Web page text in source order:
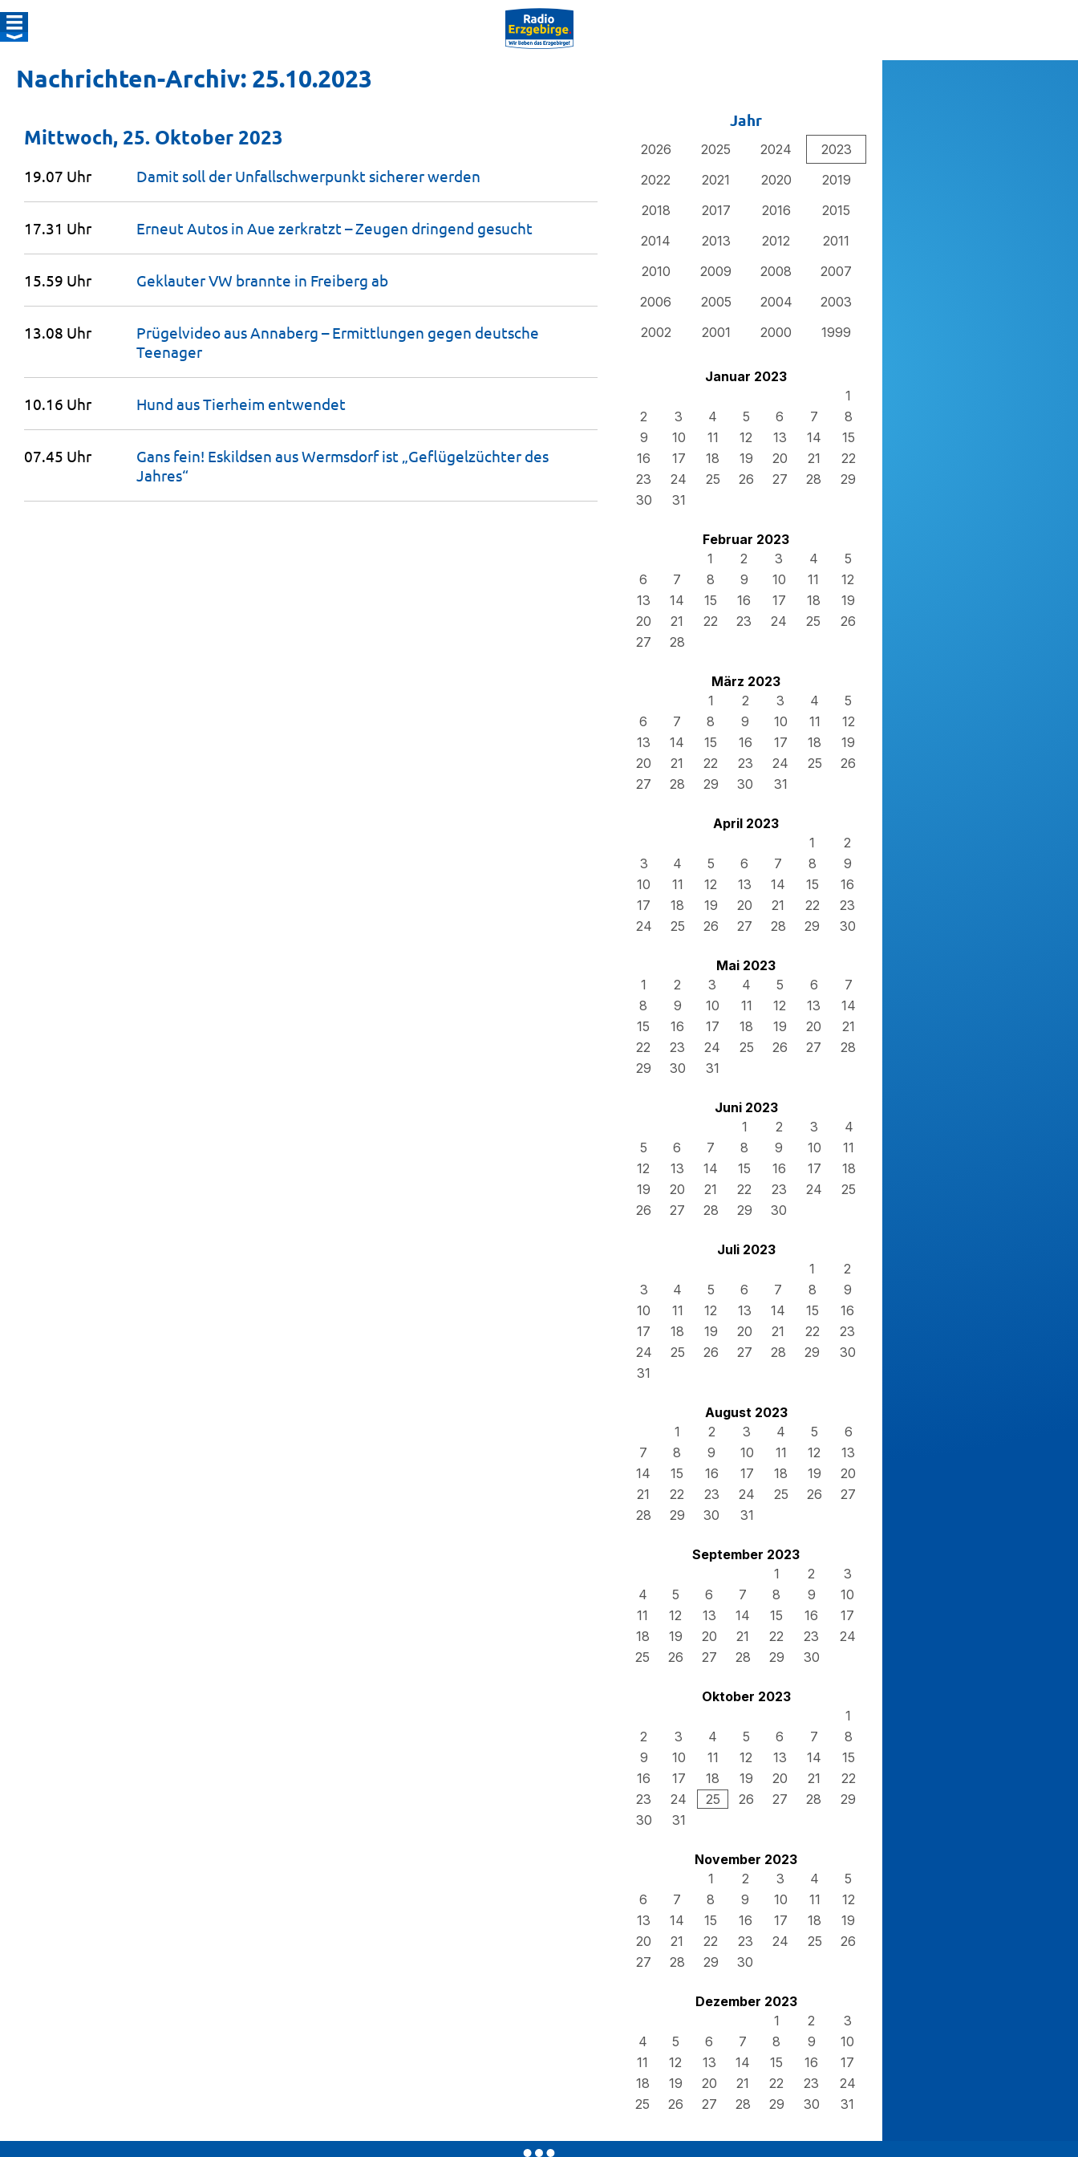
Nachrichten-Archiv: 25.10.2023
Jahr
2026 2025 2024
2023
2022
2021 2020
2019
2018
2017 2016
2015
2014
2013 2012
2011
2010
2009 2008
2007
2006
2005 2004
2003
2002
2001 2000 1999
Januar 2023
1
2
3 4 5 6 7
8
9
10 11 12 13 14
15
16
17 18 19 20 21
22
23
24 25 26 27 28
29
30
31
Februar 2023
1
2 3 4
5
6
7 8 9 10 11
12
13
14 15 16 17 18
19
20
21 22 23 24 25
26
27
28
März 2023
1
2 3 4
5
6
7 8 9 10 11
12
13
14 15 16 17 18
19
20
21 22 23 24 25
26
27
28 29 30 31
April 2023
1
2
3
4 5 6 7 8
9
10
11 12 13 14 15
16
17
18 19 20 21 22
23
24
25 26 27 28 29 30
Mai 2023
1
2 3 4 5 6
7
8
9 10 11 12 13
14
15
16 17 18 19 20
21
22
23 24 25 26 27
28
29
30 31
Juni 2023
1
2 3
4
5
6 7 8 9 10
11
12
13 14 15 16 17
18
19
20 21 22 23 24
25
26
27 28 29 30
Juli 2023
1
2
3
4 5 6 7 8
9
10
11 12 13 14 15
16
17
18 19 20 21 22
23
24
25 26 27 28 29
30
31
August 2023
1
2 3 4 5
6
7
8 9 10 11 12
13
14
15 16 17 18 19
20
21
22 23 24 25 26
27
28
29 30 31
September 2023
1
2
3
4
5 6 7 8 9
10
11
12 13 14 15 16
17
18
19 20 21 22 23
24
25
26 27 28 29 30
Oktober 2023
1
2
3 4 5 6 7
8
9
10 11 12 13 14
15
16
17 18 19 20 21
22
23
24 25 26 27 28
29
30
31
November 2023
1
2 3 4
5
6
7 8 9 10 11
12
13
14 15 16 17 18
19
20
21 22 23 24 25
26
27
28 29 30
Dezember 2023
1
2
3
4
5 6 7 8 9
10
11
12 13 14 15 16
17
18
19 20 21 22 23
24
25
26 27 28 29 30 31
Mittwoch, 25. Oktober 2023
19.07 Uhr Damit soll der Unfallschwerpunkt sichererwerden
17.31 Uhr Erneut Autos in Aue zerkratzt – Zeugen dringend gesucht
15.59 Uhr Geklauter VW brannte in Freiberg ab
13.08 Uhr
Prügelvideo aus Annaberg – Ermittlungen gegen deutsche
Teenager
10.16 Uhr Hund aus Tierheim entwendet
07.45 Uhr
Gans fein! Eskildsen aus Wermsdorf ist „Geflügelzüchter des
Jahres“